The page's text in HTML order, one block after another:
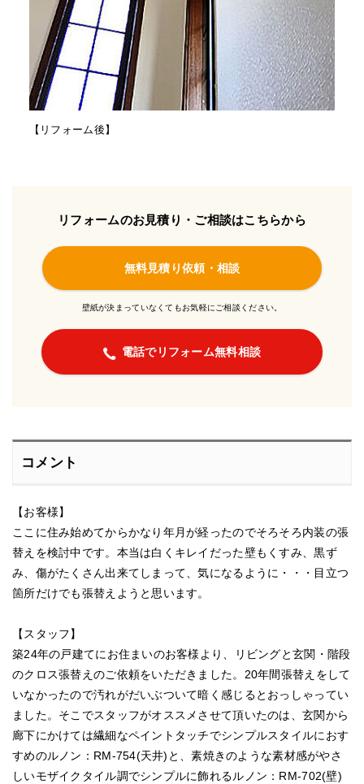
【リフォーム後】
リフォームのお見積り・ご相談はこちらから
無料見積り依頼・相談
壁紙が決まっていなくてもお気軽にご相談ください。
電話でリフォーム無料相談
コメント
【お客様】
ここに住み始めてからかなり年月が経ったのでそろそろ内装の張
替えを検討中です。本当は白くキレイだった壁もくすみ、黒ず
み、傷がたくさん出来てしまって、気になるように・・・目立つ
箇所だけでも張替えようと思います。
【スタッフ】
築24年の戸建てにお住まいのお客様より、リビングと玄関・階段
のクロス張替えのご依頼をいただきました。20年間張替えをして
いなかったので汚れがだいぶついて暗く感じるとおっしゃってい
ました。そこでスタッフがオススメさせて頂いたのは、玄関から
廊下にかけては繊細なペイントタッチでシンプルスタイルにおす
すめのルノン：RM-754(天井)と、素焼きのような素材感がやさ
しいモザイクタイル調でシンプルに飾れるルノン：RM-702(壁)